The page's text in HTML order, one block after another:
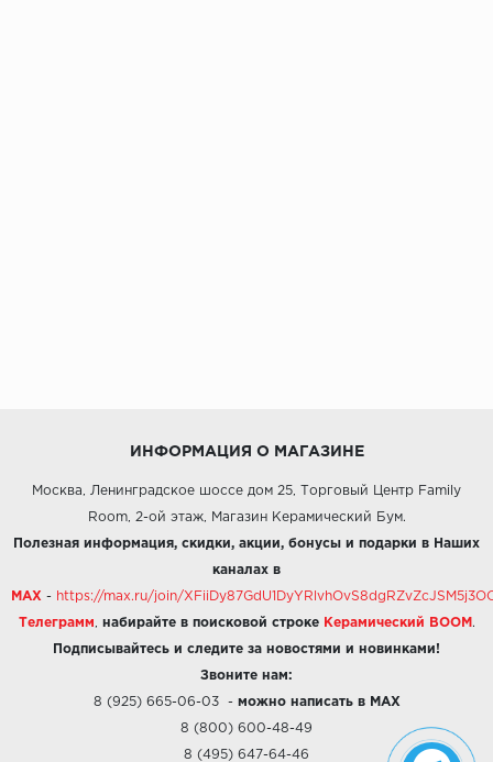
ИНФОРМАЦИЯ О МАГАЗИНЕ
Москва, Ленинградское шоссе дом 25, Торговый Центр Family
Room, 2-ой этаж, Магазин Керамический Бум.
Полезная информация, скидки, акции, бонусы и подарки в Наших
каналах в
MAX - https://max.ru/join/
Телеграмм набирайте в поисковой строке Керамический BOOM .
Подписывайтесь и следите за новостями и новинками!
Звоните нам:
8 (925) 665-06-03- можно написать в MAX
8 (800) 600-48-49
8 (495) 647-64-46